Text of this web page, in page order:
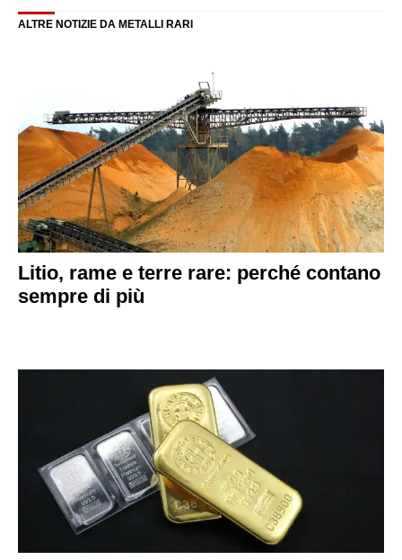
ALTRE NOTIZIE DA METALLI RARI
Litio, rame e terre rare: perché contano
sempre di più